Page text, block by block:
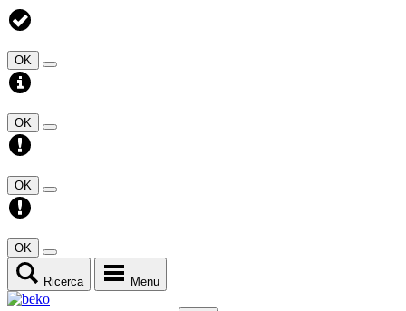
OK
OK
OK
OK
Ricerca Menu